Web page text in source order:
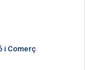
i Comerç